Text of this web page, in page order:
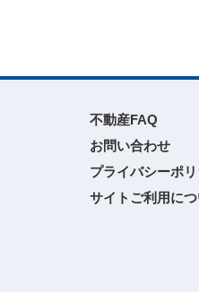
不動産FAQ
お問い合わせ
プライバシーポ
サイトご利用に